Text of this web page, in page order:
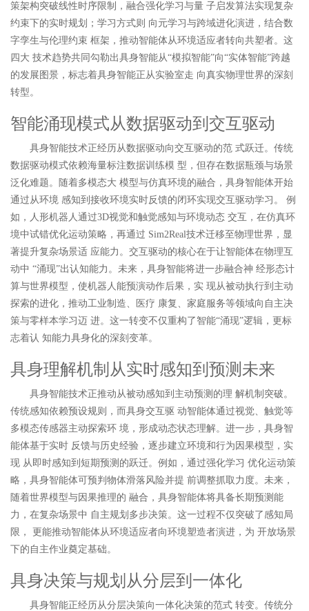
策架构突破线性时序限制，融合强化学习与量 子启发算法实现复杂
约束下的实时规划；学习方式则 向元学习与跨域进化演进，结合数
字孪生与伦理约束 框架，推动智能体从环境适应者转向共塑者。这
四大 技术趋势共同勾勒出具身智能从“模拟智能”向“实体智能”跨越
的发展图景，标志着具身智能正从实验室走 向真实物理世界的深刻
转型。
智能涌现模式从数据驱动到交互驱动
具身智能技术正经历从数据驱动向交互驱动的范 式跃迁。传统
数据驱动模式依赖海量标注数据训练模 型，但存在数据瓶颈与场景
泛化难题。随着多模态大 模型与仿真环境的融合，具身智能体开始
通过从环境 感知到接收环境实时反馈的闭环实现交互驱动学习。 例
如，人形机器人通过3D视觉和触觉感知与环境动态 交互，在仿真环
境中试错优化运动策略，再通过 Sim2Real技术迁移至物理世界，显
著提升复杂场景适 应能力。交互驱动的核心在于让智能体在物理互
动中 “涌现”出认知能力。未来，具身智能将进一步融合神 经形态计
算与世界模型，使机器人能预演动作后果，实 现从被动执行到主动
探索的进化，推动工业制造、医疗 康复、家庭服务等领域向自主决
策与零样本学习迈 进。这一转变不仅重构了智能“涌现”逻辑，更标
志着认 知能力具身化的深刻变革。
具身理解机制从实时感知到预测未来
具身智能技术正推动从被动感知到主动预测的理 解机制突破。
传统感知依赖预设规则，而具身交互驱 动智能体通过视觉、触觉等
多模态传感器主动探索环 境，形成动态状态理解。进一步，具身智
能体基于实时 反馈与历史经验，逐步建立环境和行为因果模型，实
现 从即时感知到短期预测的跃迁。例如，通过强化学习 优化运动策
略，具身智能体可预判物体滑落风险并提 前调整抓取力度。未来，
随着世界模型与因果推理的 融合，具身智能体将具备长期预测能
力，在复杂场景中 自主规划多步决策。这一过程不仅突破了感知局
限， 更能推动智能体从环境适应者向环境塑造者演进，为 开放场景
下的自主作业奠定基础。
具身决策与规划从分层到一体化
具身智能正经历从分层决策向一体化决策的范式 转变。传统分